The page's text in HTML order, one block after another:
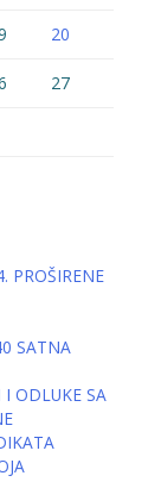
20
27
PROŠIRENE
SATNA
I ODLUKE SA